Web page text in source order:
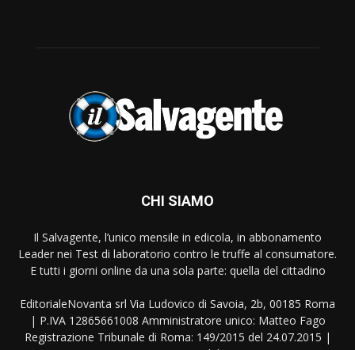
CHI SIAMO
Il Salvagente, l’unico mensile in edicola, in abbonamento
Leader nei Test di laboratorio contro le truffe al consumatore.
E tutti i giorni online da una sola parte: quella del cittadino
EditorialeNovanta srl Via Ludovico di Savoia, 2b, 00185 Roma
| P.IVA 12865661008 Amministratore unico: Matteo Fago
Registrazione Tribunale di Roma: 149/2015 del 24.07.2015 |